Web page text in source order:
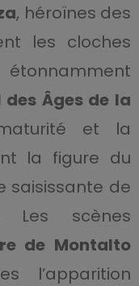
, héroïnes des
les cloches
Âges de la
et la
la figure du
saisissante de
Les scènes
de Montalto
l’apparition